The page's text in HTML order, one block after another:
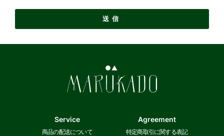
送信
Service
商品の配送について
Agreement
特定商取引に関する表記